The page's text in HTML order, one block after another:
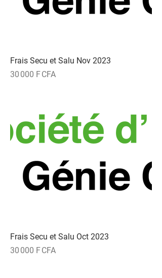
Frais Secu et Salu Nov 2023
Prix
30 000 F CFA
Frais Secu et Salu Oct 2023
Prix
30 000 F CFA